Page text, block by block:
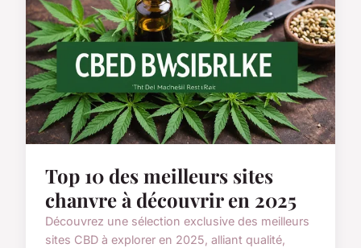
Top 10 des meilleurs sites
chanvre à découvrir en 2025
Découvrez une sélection exclusive des meilleurs
sites CBD à explorer en 2025, alliant qualité,